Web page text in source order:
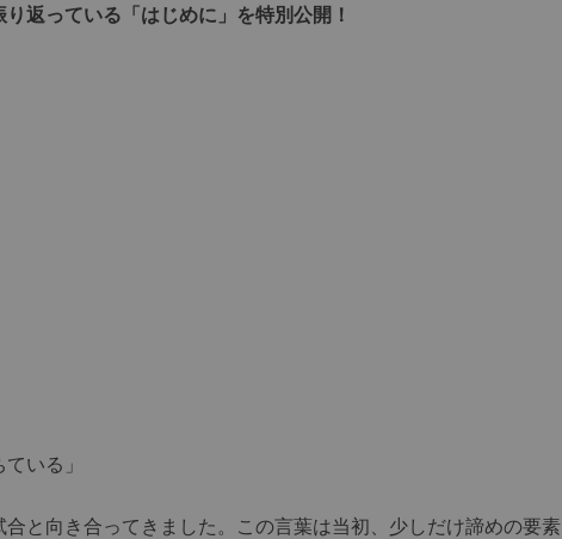
返っている「はじめに」を特別公開！
いる」
と向き合ってきました。この言葉は当初、少しだけ諦めの要素